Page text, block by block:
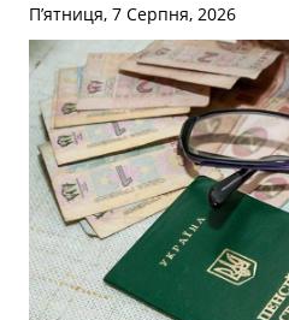
П’ятниця, 7 Серпня, 2026